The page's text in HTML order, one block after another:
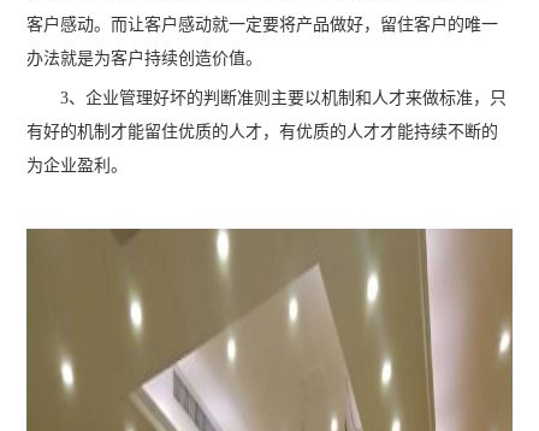
客户感动。而让客户感动就一定要将产品做好，留住客户的唯一
办法就是为客户持续创造价值。
3、企业管理好坏的判断准则主要以机制和人才来做标准，只
有好的机制才能留住优质的人才，有优质的人才才能持续不断的
为企业盈利。